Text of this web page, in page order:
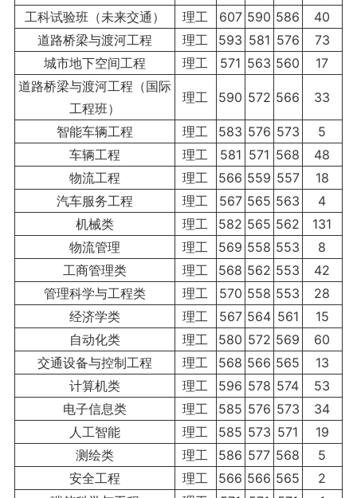
工科试验班（未来交通）
理工 607 590 586
40
道路桥梁与渡河工程
理工 593 581 576
73
城市地下空间工程
理工 571 563 560
17
道路桥梁与渡河工程（国际
工程班）
理工 590 572 566 33
智能车辆工程 理工 583 576 573
5
车辆工程
理工 581 571 568
48
物流工程
理工 566 559 557
18
汽车服务工程
理工 567 565 563
4
机械类
理工 582 565 562
131
物流管理
理工 569 558 553
8
工商管理类
理工 568 562 553
42
管理科学与工程类
理工 570 558 553
28
经济学类
理工 567 564 561
15
自动化类
理工 580 572 569
60
交通设备与控制工程
理工 568 566 565
13
计算机类
理工 596 578 574
53
电子信息类
理工 585 576 573
34
人工智能
理工 585 573 571
19
测绘类
理工 586 577 568
5
安全工程
理工 566 566 565
2